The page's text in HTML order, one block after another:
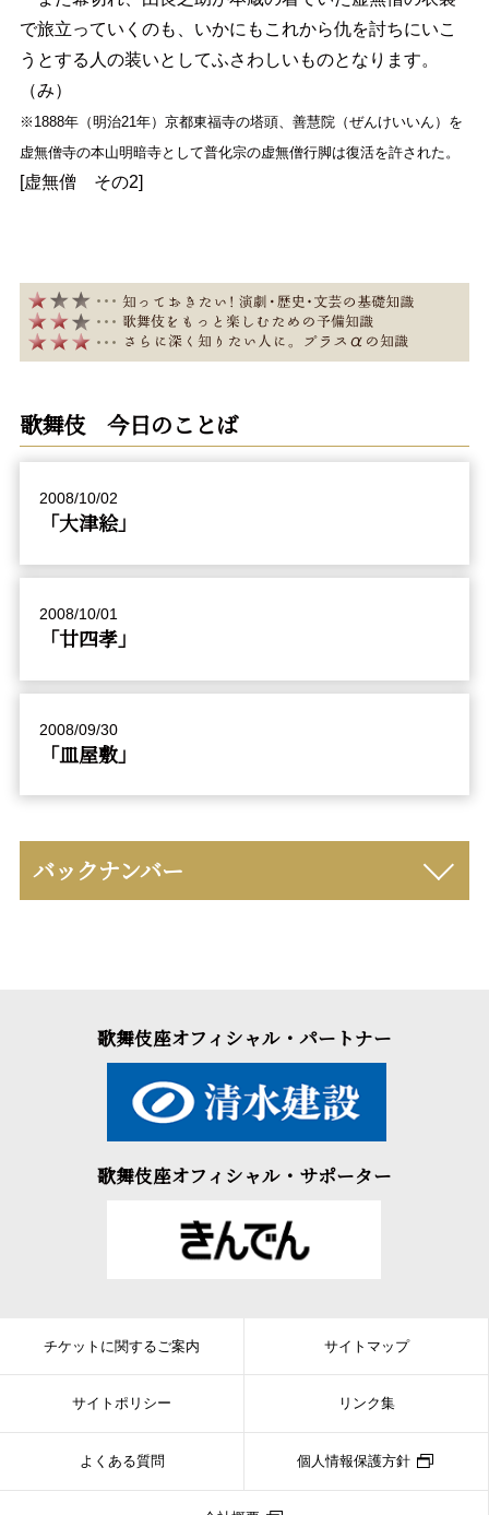
で旅立っていくのも、いかにもこれから仇を討ちにいこ
うとする人の装いとしてふさわしいものとなります。
（み）
※1888年（明治21年）京都東福寺の塔頭、善慧院（ぜんけいいん）を
虚無僧寺の本山明暗寺として普化宗の虚無僧行脚は復活を許された。
[虚無僧 その2]
歌舞伎 今日のことば
2008/10/02
「大津絵」
2008/10/01
「廿四孝」
2008/09/30
「皿屋敷」
バックナンバー
歌舞伎座オフィシャル・パートナー
歌舞伎座オフィシャル・サポーター
チケットに関するご案内 サイトマップ
サイトポリシー リンク集
よくある質問 個人情報保護方針